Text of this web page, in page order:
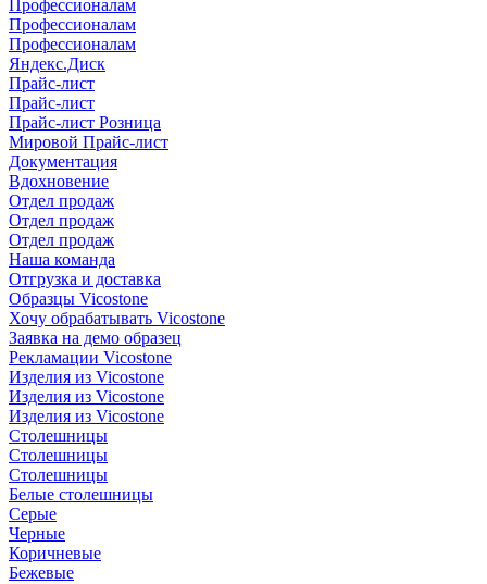
Профессионалам
Профессионалам
Профессионалам
Яндекс.Диск
Прайс-лист
Прайс-лист
Прайс-лист Розница
Мировой Прайс-лист
Документация
Вдохновение
Отдел продаж
Отдел продаж
Отдел продаж
Наша команда
Отгрузка и доставка
Образцы Vicostone
Хочу обрабатывать Vicostone
Заявка на демо образец
Рекламации Vicostone
Изделия из Vicostone
Изделия из Vicostone
Изделия из Vicostone
Столешницы
Столешницы
Столешницы
Белые столешницы
Серые
Черные
Коричневые
Бежевые